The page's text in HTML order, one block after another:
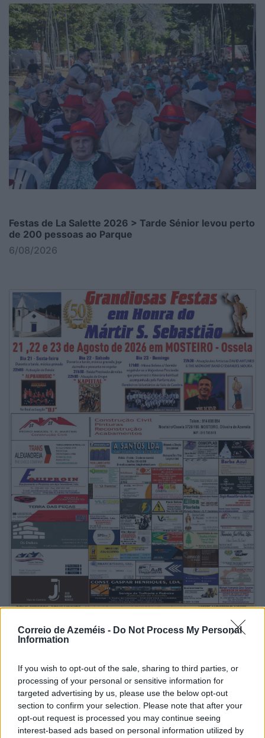
Correio de Azeméis - Do Not Process My Personal
Information
If you wish to opt-out of the sale, sharing to third parties, or
processing of your personal or sensitive information for
targeted advertising by us, please use the below opt-out
section to confirm your selection. Please note that after your
opt-out request is processed you may continue seeing
interest-based ads based on personal information utilized by
Festas de La Salette 2026 > Tarde Sénior levou perto
de 200 pessoas ao Parque
6/08/2026
em Ossela
6/08/2026